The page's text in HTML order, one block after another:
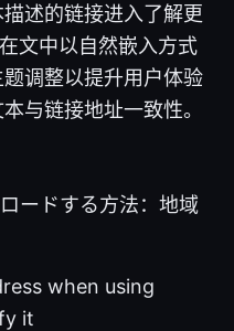
述的链接进入了解更
文中以自然嵌入方式
调整以提升用户体验
与链接地址一致性。
ードする方法：地域
when using
it